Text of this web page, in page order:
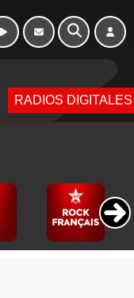
RADIOS DIGITALES
Week-end de 06h
à 12h